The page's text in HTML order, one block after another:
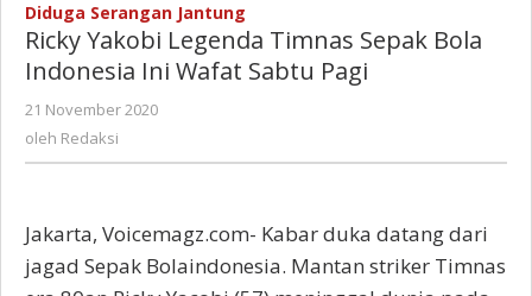
Sepak
Bola
Diduga Serangan Jantung
Ricky Yakobi Legenda Timnas Sepak Bola
Indonesia Ini Wafat Sabtu Pagi
21 November 2020
oleh Redaksi
Jakarta, Voicemagz.com- Kabar duka datang dari
jagad Sepak Bolaindonesia. Mantan striker Timnas